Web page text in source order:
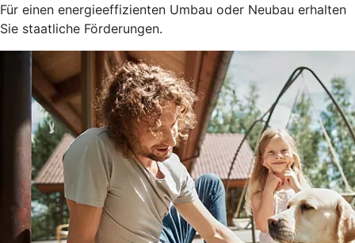
Für einen energieeffizienten Umbau oder Neubau erhalten
Sie staatliche Förderungen.